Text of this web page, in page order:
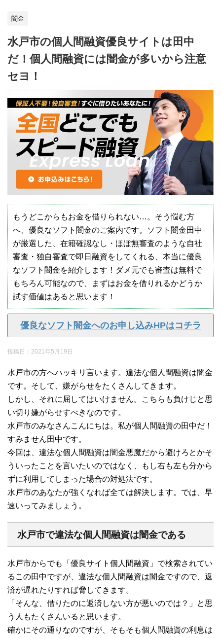
闇金
水戸市の個人間融資優良サイトは田中
だ！個人間融資には闇金が多いから注意
セヨ！
もうどこからもお金を借りられない…。そう悩む方
へ、優良なソフト闇金のご案内です。ソフト闇金田中
が厳選した、在籍確認なし・ほぼ無審査のような自社
審査・独自審査で即日融資をしてくれる、本当に優良
なソフト闇金を紹介します！ダメ元でも審査は無料で
もちろん可能なので、まずはお金を借りれるかどうか
試す価値はあると思います！
優良なソフト闇金へのお申し込みHPはコチラ
投稿日： 2021年5月19日
水戸市の方へハッキリ言います。違法な個人間融資は闇金
です。そして、嫌がらせをたくさんしてきます。
しかし、それに屈してはいけません。こちらも負けじと思
い切り嫌がらせすべきなのです。
水戸市のみなさんこんにちは。私が個人間融資の田中だ！
すみません田中です。
今回は、違法な個人間融資は闇金悪魔だから避けろとかそ
ういったことを言いたいのではなく、もし右も左も分から
ずに利用してしまった場合の対処法です。
水戸市のあなたが強くなれば全ては解決します。では、早
速いってみましょう。
水戸市で違法な個人間融資は闇金である
水戸市からでも「優良サイト個人間融資」で検索されてい
るこの田中ですが、違法な個人間融資は闇金ですので、返
済が遅れたりすれば脅してきます。
「そんな、借りたのに返済しない方が悪いのでは？」と思
う人もたくさんいると思います。
確かにその通りなのですが、そもそも個人間融資の利息は